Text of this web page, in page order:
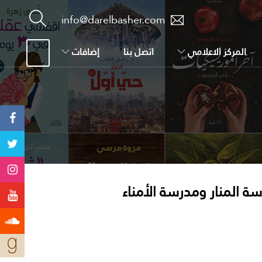
info@darelbasher.com
المركز الاعلامي اتصل بنا إضافات
المنار ومدرسة الأمناء